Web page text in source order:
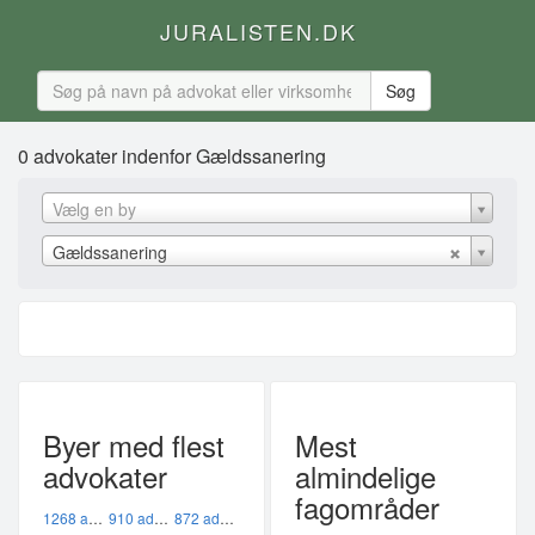
JURALISTEN.DK
0 advokater indenfor Gældssanering
Vælg en by
Gældssanering
Byer med flest
advokater
1268 advokater i København K 910 advokater i København V
872 advokater i København Ø
Mest
almindelige
fagområder